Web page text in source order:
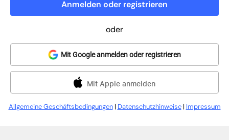
Anmelden oder registrieren
oder
Mit Google anmelden oder registrieren
Mit Apple anmelden
Allgemeine Geschäftsbedingungen| Datenschutzhinweise| Impressum